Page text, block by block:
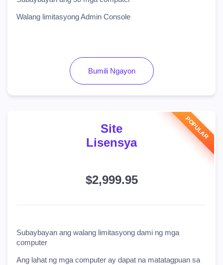
Walang limitasyong Admin Console
Bumili Ngayon
Site
Lisensya
$2,999.95
Subaybayan ang walang limitasyong dami ng mga
computer
Ang lahat ng mga computer ay dapat na matatagpuan sa